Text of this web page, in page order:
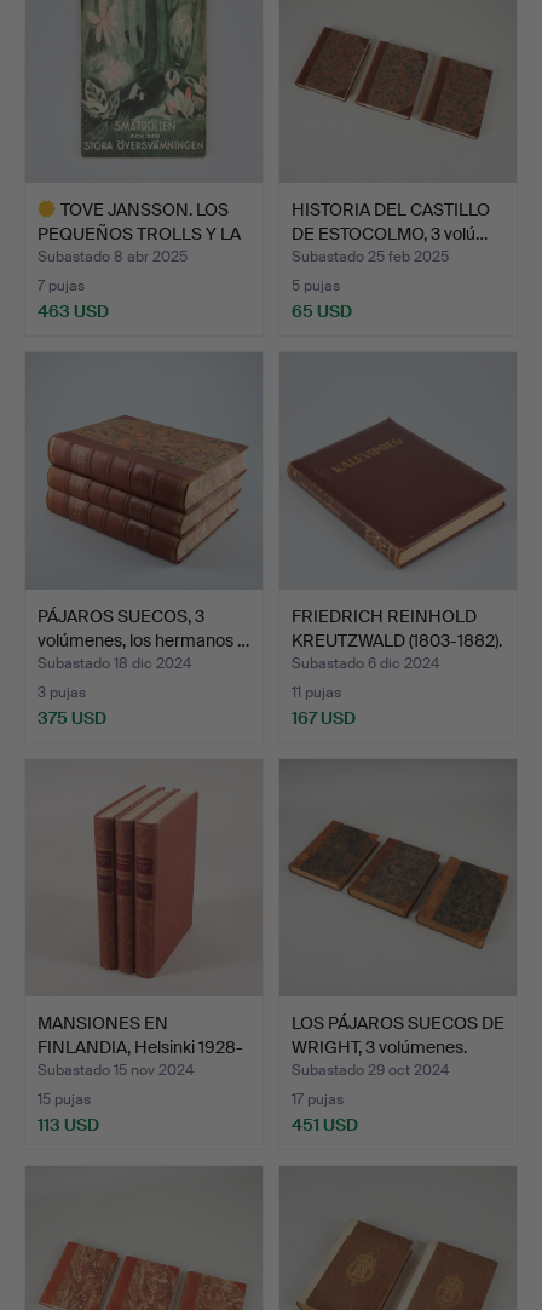
TOVE JANSSON. LOS
PEQUEÑOS TROLLS Y LA
GRA…
Subastado 8 abr 2025
7 pujas
463 USD
HISTORIA DEL CASTILLO
DE ESTOCOLMO, 3 volú…
Subastado 25 feb 2025
5 pujas
65 USD
PÁJAROS SUECOS, 3
volúmenes, los hermanos …
Subastado 18 dic 2024
3 pujas
375 USD
FRIEDRICH REINHOLD
KREUTZWALD (1803-1882).
…
Subastado 6 dic 2024
11 pujas
167 USD
MANSIONES EN
FINLANDIA, Helsinki 1928-
1929…
Subastado 15 nov 2024
15 pujas
113 USD
LOS PÁJAROS SUECOS DE
WRIGHT, 3 volúmenes.
Subastado 29 oct 2024
17 pujas
451 USD